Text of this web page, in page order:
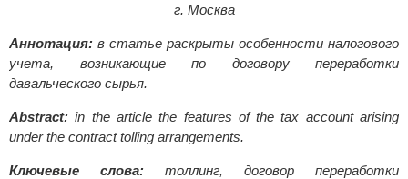
г. Москва
Аннотация: в статье раскрыты особенности налогового
учета, возникающие по договору переработки
давальческого сырья.
Abstract: in the article the features of the tax account arising
under the contract tolling arrangements.
Ключевые слова: толлинг, договор переработки